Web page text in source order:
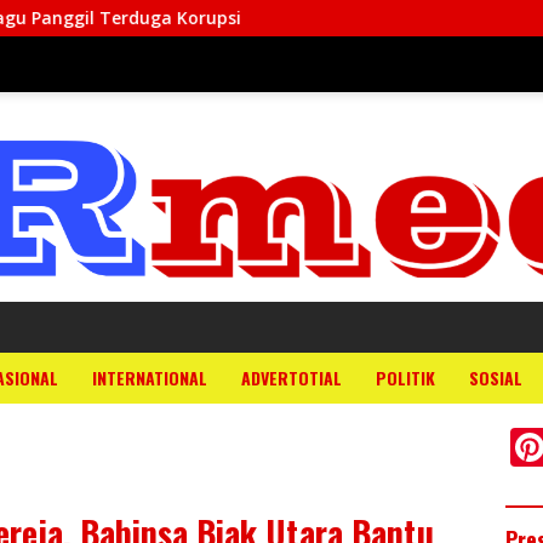
Korupsi
INTERNATIONAL ADVERTOTIAL POLITIK SOSIAL
Babinsa Biak Utara Bantu